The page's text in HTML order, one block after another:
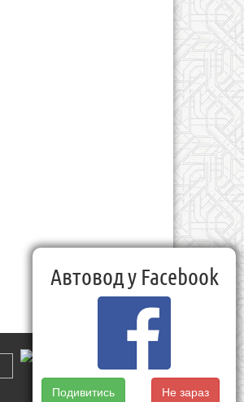
Автовод у Facebook
Подивитись Не зараз